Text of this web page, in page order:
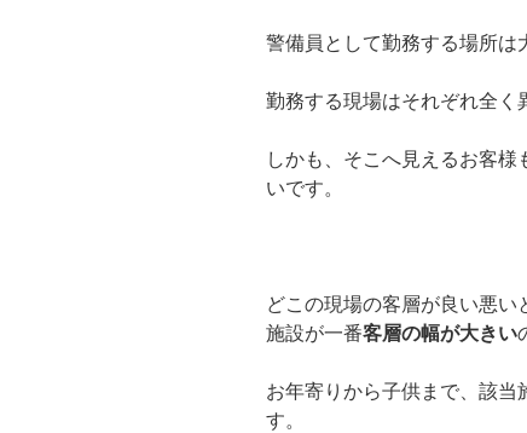
警備員として勤務する場所は
勤務する現場はそれぞれ全く
しかも、そこへ見えるお客
いです。
どこの現場の客層が良い悪
施設が一番客層の幅が大きい
お年寄りから子供まで、該当
す。